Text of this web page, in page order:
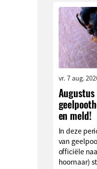
vr. 7 aug.
en meld!
In deze
van
officiële
hoornaar)